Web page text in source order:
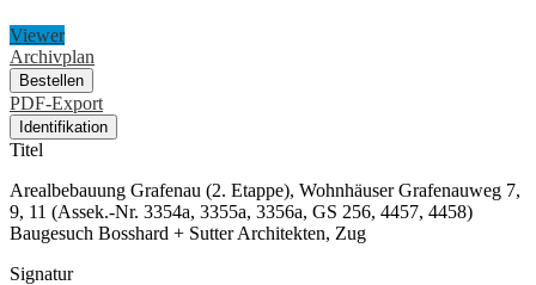
Viewer
Archivplan
Bestellen
PDF-Export
Identifikation
Titel
Arealbebauung Grafenau (2. Etappe), Wohnhäuser Grafenauweg 7,
9, 11 (Assek.-Nr. 3354a, 3355a, 3356a, GS 256, 4457, 4458)
Baugesuch Bosshard + Sutter Architekten, Zug
Signatur